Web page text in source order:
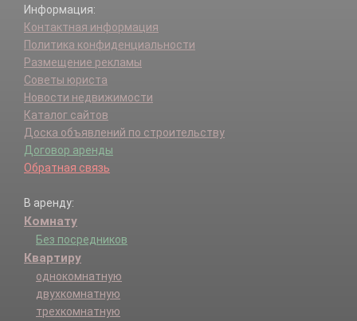
Информация:
Контактная информация
Политика конфиденциальности
Размещение рекламы
Советы юриста
Новости недвижимости
Каталог сайтов
Доска объявлений по строительству
Договор аренды
Обратная связь
В аренду:
Комнату
Без посредников
Квартиру
однокомнатную
двухкомнатную
трехкомнатную